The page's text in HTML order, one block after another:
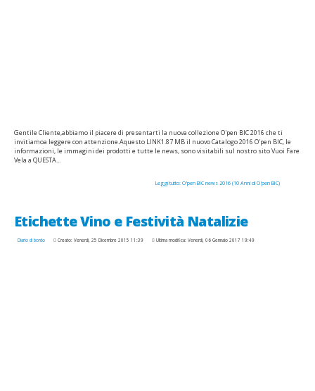
Gentile Cliente,abbiamo il piacere di presentarti la nuova collezione O'pen BIC 2016 che ti
invitiamoa leggere con attenzione.Aquesto LINK1.87 MB il nuovo Catalogo 2016 O'pen BIC, le
informazioni, le immagini dei prodotti e tutte le news, sono visitabili sul nostro sito Vuoi Fare
Vela a QUESTA...
Leggi tutto: O'pen BIC news 2016 (10 Anni di O'pen BIC)
Etichette Vino e Festività Natalizie
Diario di bordo Creato: Venerdì, 25 Dicembre 2015 11:39 Ultima modifica: Venerdì, 06 Gennaio 2017 19:49